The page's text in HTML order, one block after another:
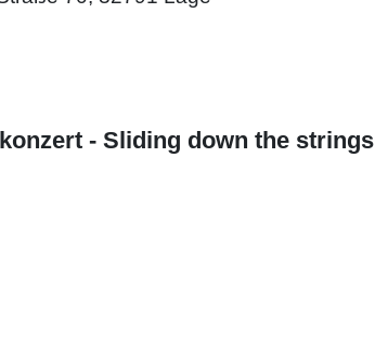
- Sliding down the strings